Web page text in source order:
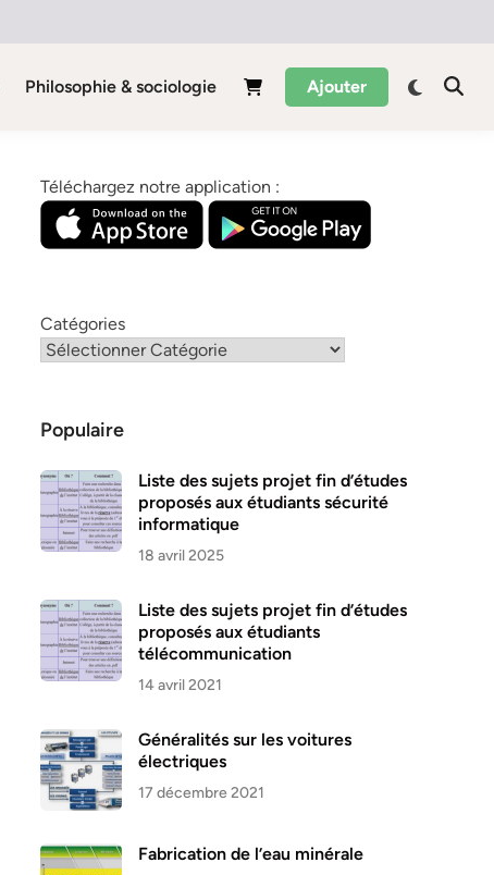
Philosophie & sociologie Ajouter
Téléchargez notre application :
Catégories
Populaire
Liste des sujets projet fin d’études
proposés aux étudiants sécurité
informatique
18 avril 2025
Liste des sujets projet fin d’études
proposés aux étudiants
télécommunication
14 avril 2021
Généralités sur les voitures
électriques
17 décembre 2021
Fabrication de l’eau minérale